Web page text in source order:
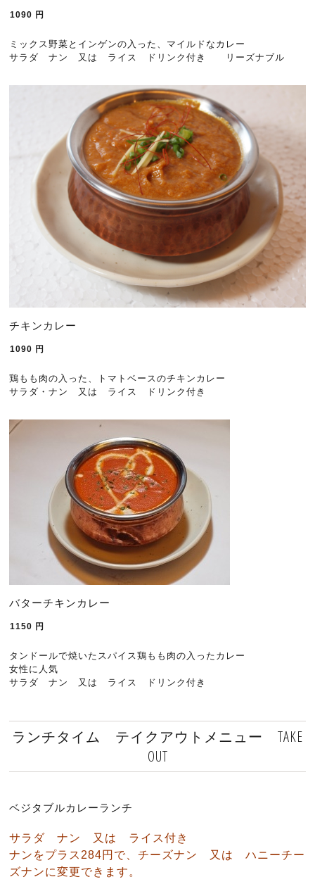
1090 円
ミックス野菜とインゲンの入った、マイルドなカレー
サラダ ナン 又は ライス ドリンク付き リーズナブル
チキンカレー
1090 円
鶏もも肉の入った、トマトベースのチキンカレー
サラダ・ナン 又は ライス ドリンク付き
バターチキンカレー
1150 円
タンドールで焼いたスパイス鶏もも肉の入ったカレー
女性に人気
サラダ ナン 又は ライス ドリンク付き
ランチタイム テイクアウトメニュー TAKE
OUT
ベジタブルカレーランチ
サラダ ナン 又は ライス付き
ナンをプラス284円で、チーズナン 又は ハニーチー
ズナンに変更できます。